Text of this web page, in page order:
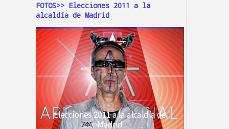
FOTOS>> Elecciones 2011 a la
alcaldía de Madrid